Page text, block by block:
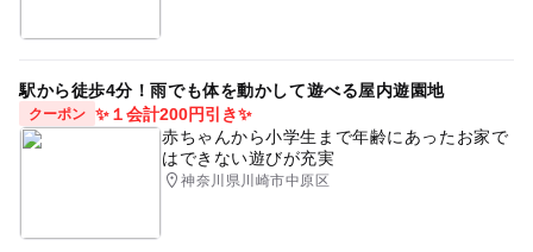
駅から徒歩4分！雨でも体を動かして遊べる屋内遊園地
クーポン ✨１会計200円引き✨
赤ちゃんから小学生まで年齢にあったお家で
はできない遊びが充実
神奈川県川崎市中原区